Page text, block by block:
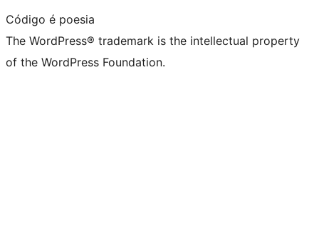
Código é poesia
The WordPress® trademark is the intellectual property
of the WordPress Foundation.